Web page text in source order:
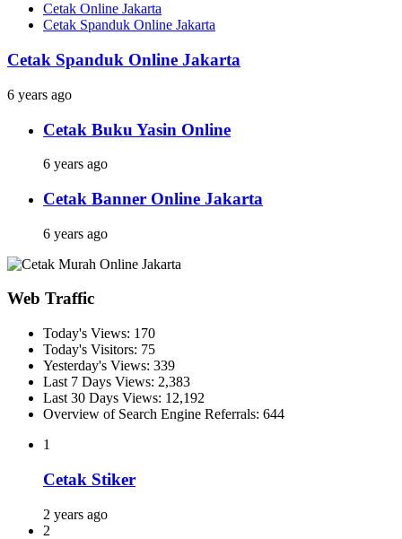
Cetak Online Jakarta
Cetak Spanduk Online Jakarta
Cetak Spanduk Online Jakarta
6 years ago
Cetak Buku Yasin Online
6 years ago
Cetak Banner Online Jakarta
6 years ago
Web Traffic
Today's Views: 170
Today's Visitors: 75
Yesterday's Views: 339
Last 7 Days Views: 2,383
Last 30 Days Views: 12,192
Overview of Search Engine Referrals: 644
1
Cetak Stiker
2 years ago
2